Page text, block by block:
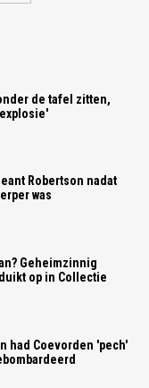
de tafel zitten,
Robertson nadat
was
Geheimzinnig
op in Collectie
had Coevorden 'pech'